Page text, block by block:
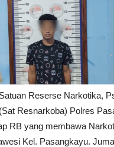
Reserse Narkotika,
Resnarkoba) Polres
RB yang membawa
Kel. Pasangkayu.